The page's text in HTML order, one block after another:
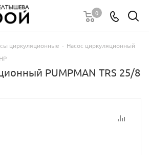
0
циркуляционные - Насос циркуляционный
PUMPMAN TRS 25/8